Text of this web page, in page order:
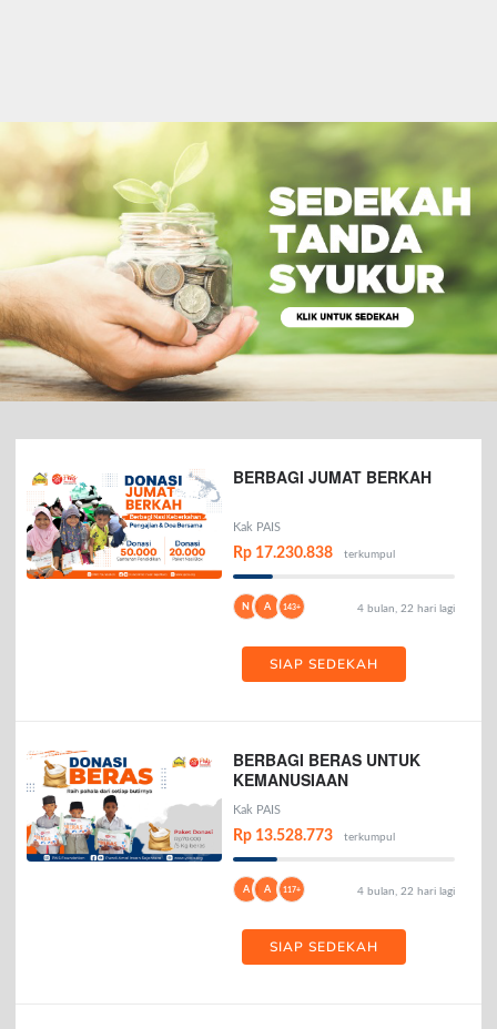
BERBAGI JUMAT BERKAH
Kak PAIS
Rp 17.230.838 terkumpul
N A 143+ 4 bulan, 22 hari lagi
SIAP SEDEKAH
BERBAGI BERAS UNTUK
KEMANUSIAAN
Kak PAIS
Rp 13.528.773 terkumpul
A A 117+ 4 bulan, 22 hari lagi
SIAP SEDEKAH